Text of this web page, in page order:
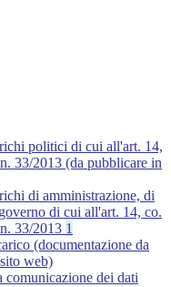
politici di cui all'art. 14,
33/2013 (da pubblicare in
di amministrazione, di
di cui all'art. 14, co.
33/2013 1
(documentazione da
web)
comunicazione dei dati